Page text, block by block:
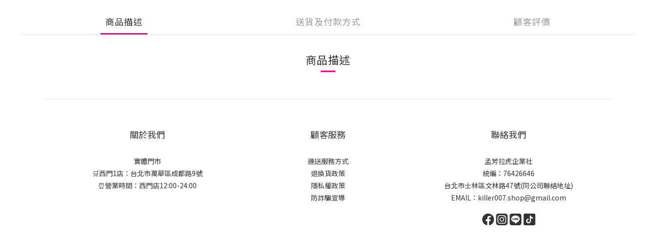
商品描述 送貨及付款方式 顧客評價
商品描述
關於我們
實體門市
🛒西門1店：台北市萬華區成都路9號
⏰營業時間：西門店12:00-24:00
顧客服務
運送服務方式
退換貨政策
隱私權政策
防詐騙宣導
聯絡我們
孟芳拉虎企業社
統編：76426646
台北市士林區文林路47號(同公司聯絡地址)
EMAIL：killer007.shop@gmail.com